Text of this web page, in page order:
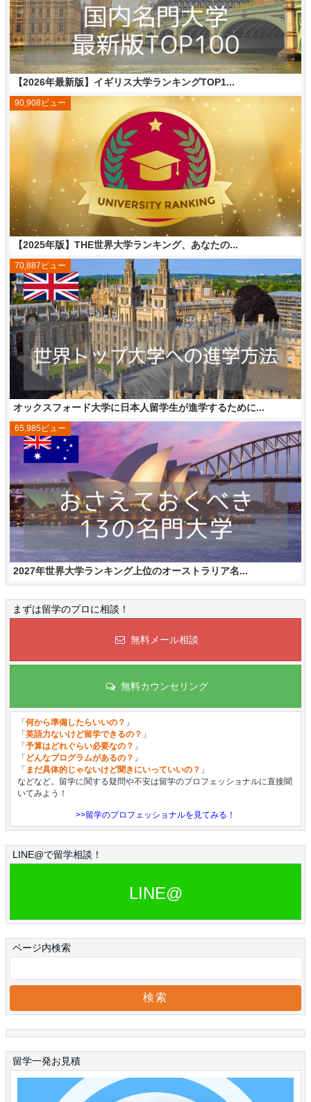
【2026年最新版】イギリス大学ランキングTOP1...
【2025年版】THE世界大学ランキング、あなたの...
90,908ビュー
オックスフォード大学に日本人留学生が進学するために...
70,887ビュー
2027年世界大学ランキング上位のオーストラリア名...
65,985ビュー
まずは留学のプロに相談！
無料メール相談
無料カウンセリング
「何から準備したらいいの？ 」
「英語力ないけど留学できるの？ 」
「予算はどれぐらい必要なの？ 」
「 どんなプログラムがあるの？ 」
「 まだ具体的じゃないけど聞きにいっていいの？ 」
などなど。留学に関する疑問や不安は留学のプロフェッショナルに直接聞
いてみよう！
>>留学のプロフェッショナルを見てみる！
LINE@で留学相談！
LINE@
ページ内検索
留学一発お見積